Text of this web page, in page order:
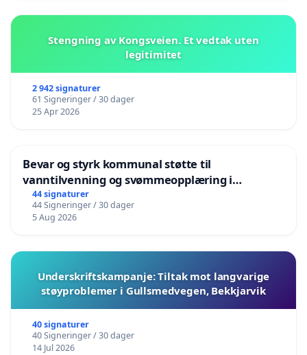
Stengning av Kongsveien. Et vedtak uten
legitimitet
2 942 signaturer
61 Signeringer / 30 dager
25 Apr 2026
Bevar og styrk kommunal støtte til
vanntilvenning og svømmeopplæring i
barnehagene i Haugesund
44 signaturer
44 Signeringer / 30 dager
5 Aug 2026
Underskriftskampanje: Tiltak mot langvarige
støyproblemer i Gullsmedvegen, Bekkjarvik
40 signaturer
40 Signeringer / 30 dager
14 Jul 2026